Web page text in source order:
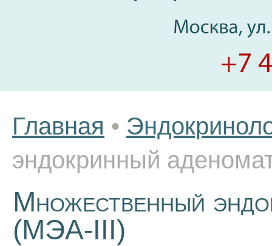
Главная •
эндокринный
Множественный
(МЭА-III)